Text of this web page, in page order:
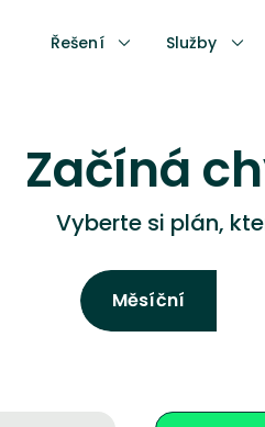
Řešení Služby
Začíná
Vyberte si plán,
Měsíční